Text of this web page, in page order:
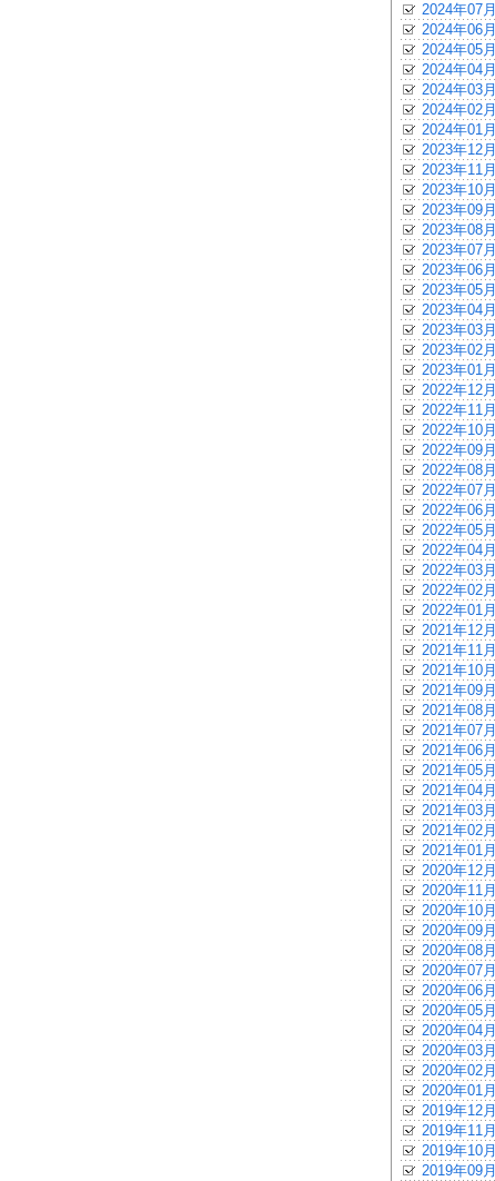
2024年07月
2024年06月
2024年05月
2024年04月
2024年03月
2024年02月
2024年01月
2023年12月
2023年11月
2023年10月
2023年09月
2023年08月
2023年07月
2023年06月
2023年05月
2023年04月
2023年03月
2023年02月
2023年01月
2022年12月
2022年11月
2022年10月
2022年09月
2022年08月
2022年07月
2022年06月
2022年05月
2022年04月
2022年03月
2022年02月
2022年01月
2021年12月
2021年11月
2021年10月
2021年09月
2021年08月
2021年07月
2021年06月
2021年05月
2021年04月
2021年03月
2021年02月
2021年01月
2020年12月
2020年11月
2020年10月
2020年09月
2020年08月
2020年07月
2020年06月
2020年05月
2020年04月
2020年03月
2020年02月
2020年01月
2019年12月
2019年11月
2019年10月
2019年09月